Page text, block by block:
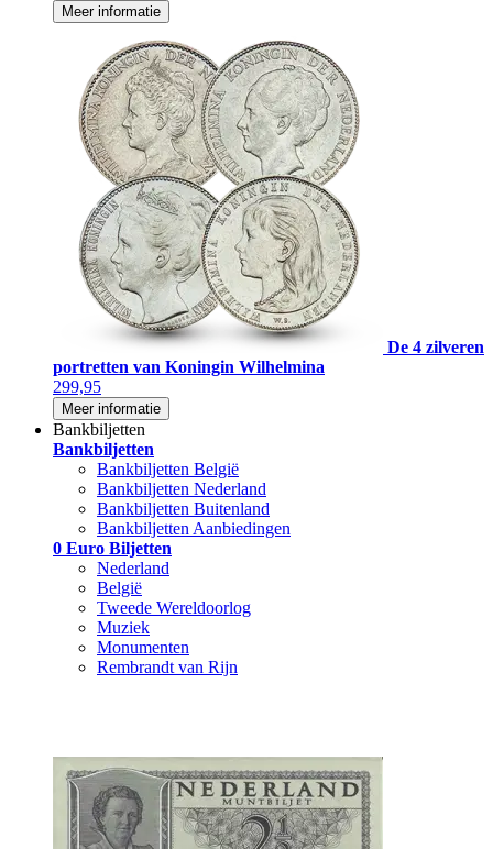
Meer informatie
De 4 zilveren
portretten van Koningin Wilhelmina
299,95
Meer informatie
Bankbiljetten
Bankbiljetten
Bankbiljetten België
Bankbiljetten Nederland
Bankbiljetten Buitenland
Bankbiljetten Aanbiedingen
0 Euro Biljetten
Nederland
België
Tweede Wereldoorlog
Muziek
Monumenten
Rembrandt van Rijn